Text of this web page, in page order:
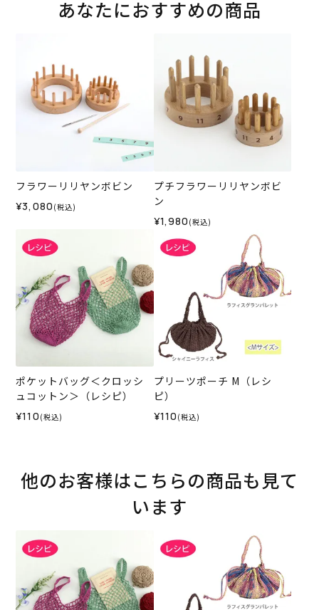
あなたにおすすめの商品
フラワーリリヤンボビン
¥3,080 (税込)
プチフラワーリリヤンボビ
ン
¥1,980 (税込)
ポケットバッグ＜クロッシ
ュコットン＞（レシピ）
¥110 (税込)
プリーツポーチ M（レシ
ピ）
¥110 (税込)
他のお客様はこちらの商品も見て
います